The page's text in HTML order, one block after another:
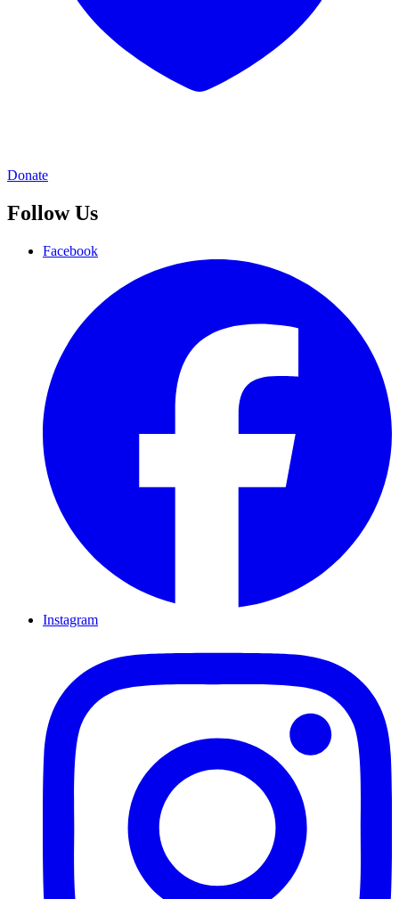
Donate
Follow Us
Facebook
Instagram